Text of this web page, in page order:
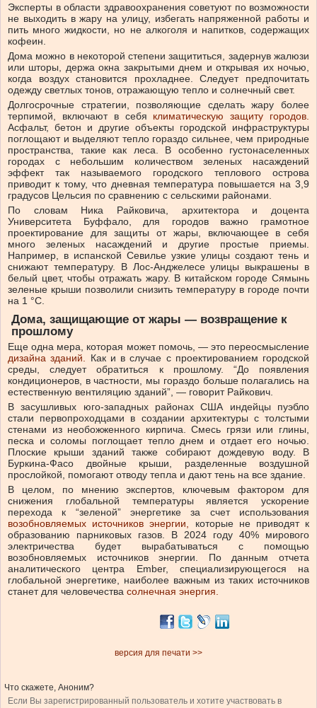
Эксперты в области здравоохранения советуют по возможности
не выходить в жару на улицу, избегать напряженной работы и
пить много жидкости, но не алкоголя и напитков, содержащих
кофеин.
Дома можно в некоторой степени защититься, задернув жалюзи
или шторы, держа окна закрытыми днем и открывая их ночью,
когда воздух становится прохладнее. Следует предпочитать
одежду светлых тонов, отражающую тепло и солнечный свет.
Долгосрочные стратегии, позволяющие сделать жару более
терпимой, включают в себя климатическую защиту городов.
Асфальт, бетон и другие объекты городской инфраструктуры
поглощают и выделяют тепло гораздо сильнее, чем природные
пространства, такие как леса. В особенно густонаселенных
городах с небольшим количеством зеленых насаждений
эффект так называемого городского теплового острова
приводит к тому, что дневная температура повышается на 3,9
градусов Цельсия по сравнению с сельскими районами.
По словам Ника Райковича, архитектора и доцента
Университета Буффало, для городов важно грамотное
проектирование для защиты от жары, включающее в себя
много зеленых насаждений и другие простые приемы.
Например, в испанской Севилье узкие улицы создают тень и
снижают температуру. В Лос-Анджелесе улицы выкрашены в
белый цвет, чтобы отражать жару. В китайском городе Сямынь
зеленые крыши позволили снизить температуру в городе почти
на 1 °C.
Дома, защищающие от жары — возвращение к
прошлому
Еще одна мера, которая может помочь, — это переосмысление
дизайна зданий.
Как и в случае с проектированием городской
среды, следует обратиться к прошлому. “До появления
кондиционеров, в частности, мы гораздо больше полагались на
естественную вентиляцию зданий”, — говорит Райкович.
В засушливых юго-западных районах США индейцы пуэбло
стали первопроходцами в создании архитектуры с толстыми
стенами из необожженного кирпича. Смесь грязи или глины,
песка и соломы поглощает тепло днем и отдает его ночью.
Плоские крыши зданий также собирают дождевую воду. В
Буркина-Фасо двойные крыши, разделенные воздушной
прослойкой, помогают отводу тепла и дают тень на все здание.
В целом, по мнению экспертов, ключевым фактором для
снижения глобальной температуры является ускорение
перехода к “зеленой” энергетике за счет использования
возобновляемых источников энергии,
которые не приводят к
образованию парниковых газов. В 2024 году 40% мирового
электричества будет вырабатываться с помощью
возобновляемых источников энергии. По данным отчета
аналитического центра Ember, специализирующегося на
глобальной энергетике, наиболее важным из таких источников
станет для человечества солнечная энергия.
версия для печати >>
Что скажете, Аноним?
Если Вы зарегистрированный пользователь и хотите участвовать в